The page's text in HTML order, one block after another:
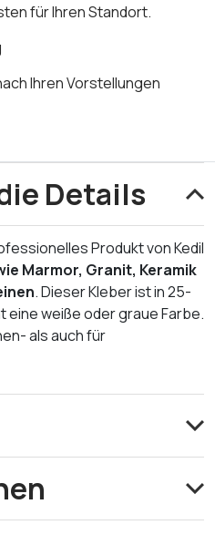
für Ihren Standort.
Ihren Vorstellungen
Details
Produkt von Kedil
Marmor, Granit, Keramik
. Dieser Kleber ist in 25-
eine weiße oder graue Farbe.
als auch für